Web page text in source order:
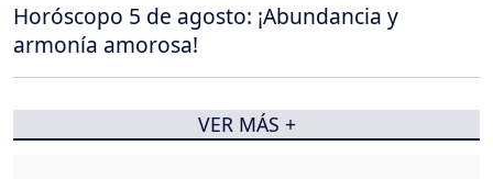
Horóscopo 5 de agosto: ¡Abundancia y
armonía amorosa!
VER MÁS +